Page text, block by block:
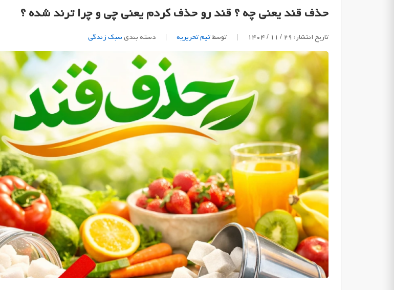
حذف قند یعنی چه ؟ قند رو حذف کردم یعنی چی و چرا ترند شده ؟
تاریخ انتشار: ۲۹ / ۱۱ / ۱۴۰۴ | توسطتیم تحریریه | دسته بندیسبک زندگی